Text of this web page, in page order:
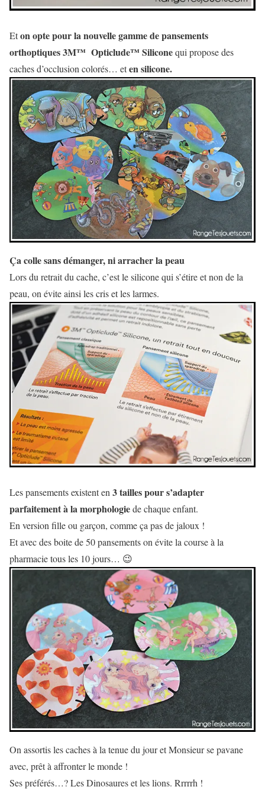
Eton opte pour la nouvelle gamme de pansements
orthoptiques 3M™ Opticlude™ Siliconequi propose des
caches d’occlusion colorés… eten silicone.
Ça colle sans démanger, ni arracher la peau
Lors du retrait du cache, c’est le silicone qui s’étire et non de la
peau, on évite ainsi les cris et les larmes.
Les pansements existent en 3 tailles pour s’adapter
parfaitement à la morphologiede chaque enfant.
En version fille ou garçon, comme ça pas de jaloux !
Et avec des boite de 50 pansements on évite la course à la
pharmacie tous les 10 jours… 😉
On assortis les caches à la tenue du jour et Monsieur se pavane
avec, prêt à affronter le monde !
Ses préférés…? Les Dinosaures et les lions. Rrrrrh !